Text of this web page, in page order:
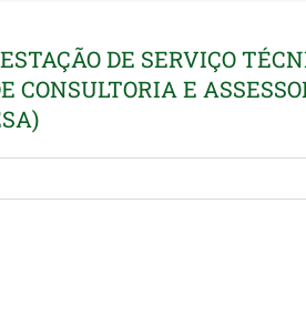
DE SERVIÇO
CONSULTORIA E